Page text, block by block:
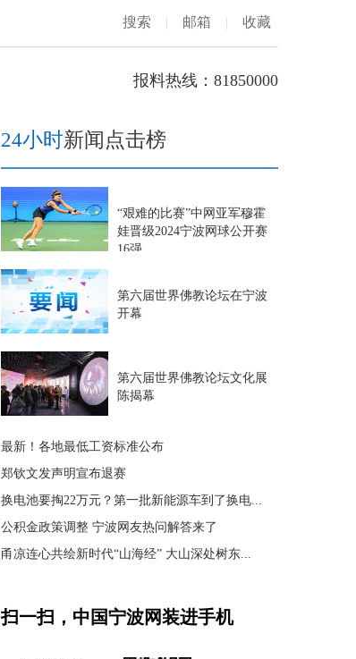
搜索 | 邮箱 | 收藏
报料热线：81850000
24小时新闻点击榜
“艰难的比赛”中网亚军穆霍
娃晋级2024宁波网球公开赛
16强
第六届世界佛教论坛在宁波
开幕
第六届世界佛教论坛文化展
陈揭幕
最新！各地最低工资标准公布
郑钦文发声明宣布退赛
换电池要掏22万元？第一批新能源车到了换电...
公积金政策调整 宁波网友热问解答来了
甬凉连心共绘新时代“山海经” 大山深处树东...
扫一扫，中国宁波网装进手机